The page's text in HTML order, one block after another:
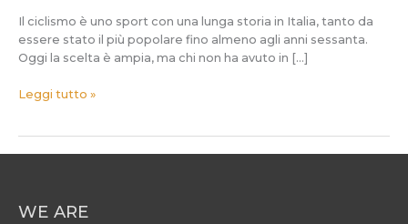
Il ciclismo è uno sport con una lunga storia in Italia, tanto da
essere stato il più popolare fino almeno agli anni sessanta.
Oggi la scelta è ampia, ma chi non ha avuto in […]
Leggi tutto »
WE ARE